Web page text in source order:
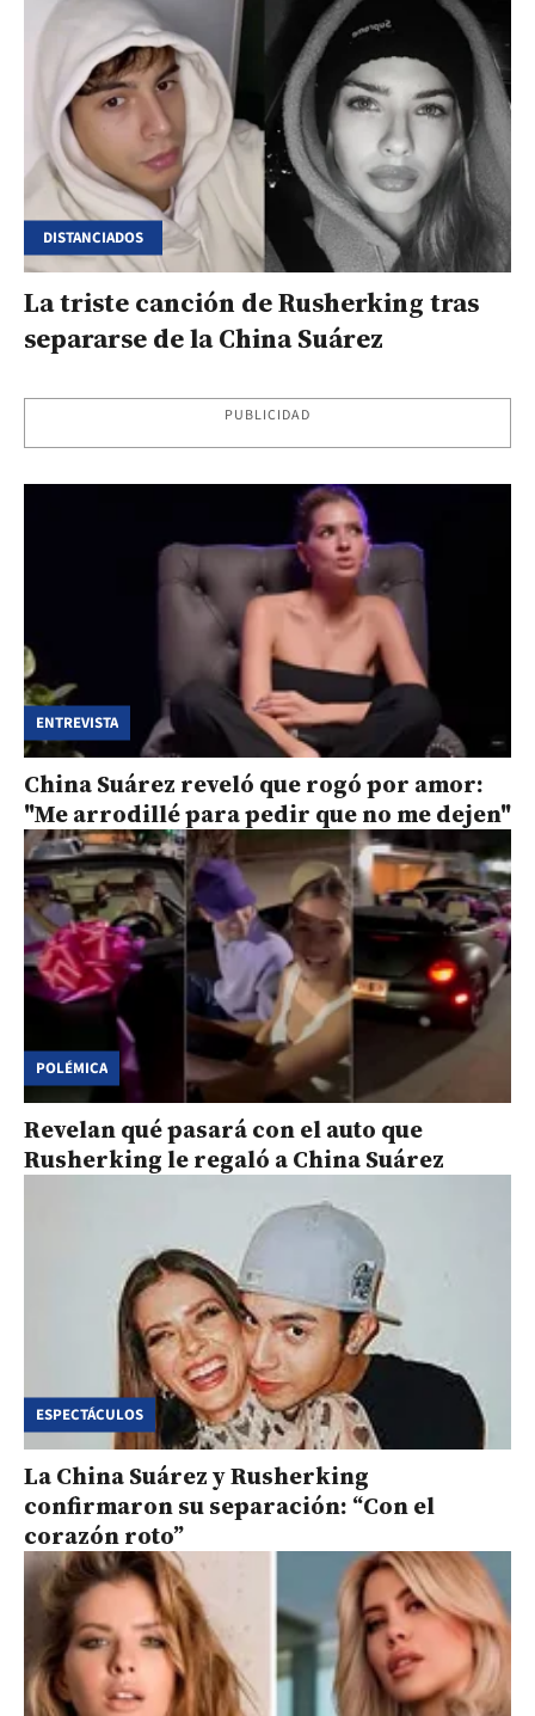
DISTANCIADOS
La triste canción de Rusherking tras
separarse de la China Suárez
PUBLICIDAD
ENTREVISTA
China Suárez reveló que rogó por amor:
"Me arrodillé para pedir que no me dejen"
POLÉMICA
Revelan qué pasará con el auto que
Rusherking le regaló a China Suárez
ESPECTÁCULOS
La China Suárez y Rusherking
confirmaron su separación: “Con el
corazón roto”